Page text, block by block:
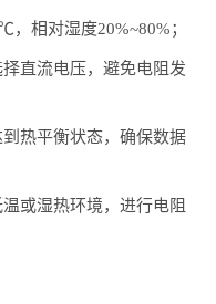
相对湿度20%~80%；
直流电压，避免电阻发
热平衡状态，确保数据
或湿热环境，进行电阻